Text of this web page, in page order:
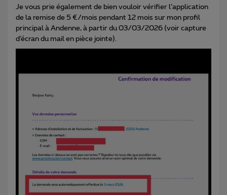
Je vous prie également de bien vouloir vérifier l’application
de la remise de 5 €/mois pendant 12 mois sur mon profil
principal à Andenne, à partir du 03/03/2026 (voir capture
d’écran du mail en pièce jointe).